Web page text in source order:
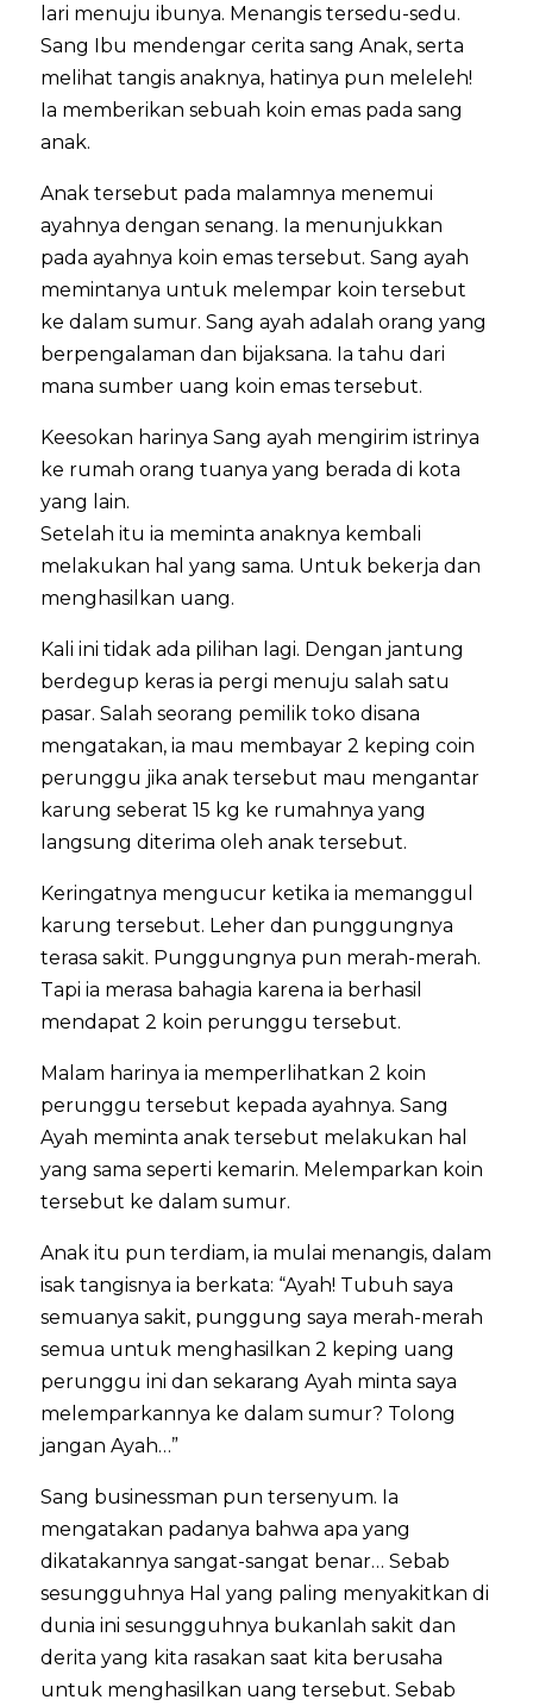
lari menuju ibunya. Menangis tersedu-sedu.
Sang Ibu mendengar cerita sang Anak, serta
melihat tangis anaknya, hatinya pun meleleh!
Ia memberikan sebuah koin emas pada sang
anak.
Anak tersebut pada malamnya menemui
ayahnya dengan senang. Ia menunjukkan
pada ayahnya koin emas tersebut. Sang ayah
memintanya untuk melempar koin tersebut
ke dalam sumur. Sang ayah adalah orang yang
berpengalaman dan bijaksana. Ia tahu dari
mana sumber uang koin emas tersebut.
Keesokan harinya Sang ayah mengirim istrinya
ke rumah orang tuanya yang berada di kota
yang lain.
Setelah itu ia meminta anaknya kembali
melakukan hal yang sama. Untuk bekerja dan
menghasilkan uang.
Kali ini tidak ada pilihan lagi. Dengan jantung
berdegup keras ia pergi menuju salah satu
pasar. Salah seorang pemilik toko disana
mengatakan, ia mau membayar 2 keping coin
perunggu jika anak tersebut mau mengantar
karung seberat 15 kg ke rumahnya yang
langsung diterima oleh anak tersebut.
Keringatnya mengucur ketika ia memanggul
karung tersebut. Leher dan punggungnya
terasa sakit. Punggungnya pun merah-merah.
Tapi ia merasa bahagia karena ia berhasil
mendapat 2 koin perunggu tersebut.
Malam harinya ia memperlihatkan 2 koin
perunggu tersebut kepada ayahnya. Sang
Ayah meminta anak tersebut melakukan hal
yang sama seperti kemarin. Melemparkan koin
tersebut ke dalam sumur.
Anak itu pun terdiam, ia mulai menangis, dalam
isak tangisnya ia berkata: “Ayah! Tubuh saya
semuanya sakit, punggung saya merah-merah
semua untuk menghasilkan 2 keping uang
perunggu ini dan sekarang Ayah minta saya
melemparkannya ke dalam sumur? Tolong
jangan Ayah…”
Sang businessman pun tersenyum. Ia
mengatakan padanya bahwa apa yang
dikatakannya sangat-sangat benar… Sebab
sesungguhnya Hal yang paling menyakitkan di
dunia ini sesungguhnya bukanlah sakit dan
derita yang kita rasakan saat kita berusaha
untuk menghasilkan uang tersebut. Sebab